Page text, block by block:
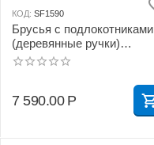
КОД: SF1590
Брусья с подлокотниками
(деревянные ручки)
разборные
7 590.00 Р